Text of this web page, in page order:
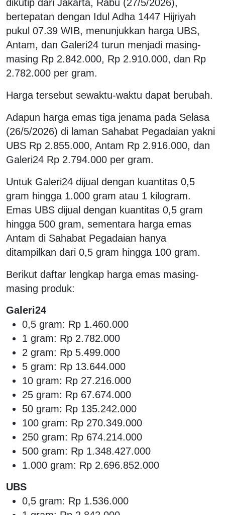
dikutip dari Jakarta, Rabu (27/5/2026),
bertepatan dengan Idul Adha 1447 Hijriyah
pukul 07.39 WIB, menunjukkan harga UBS,
Antam, dan Galeri24 turun menjadi masing-
masing Rp 2.842.000, Rp 2.910.000, dan Rp
2.782.000 per gram.
Harga tersebut sewaktu-waktu dapat berubah.
Adapun harga emas tiga jenama pada Selasa
(26/5/2026) di laman Sahabat Pegadaian yakni
UBS Rp 2.855.000, Antam Rp 2.916.000, dan
Galeri24 Rp 2.794.000 per gram.
Untuk Galeri24 dijual dengan kuantitas 0,5
gram hingga 1.000 gram atau 1 kilogram.
Emas UBS dijual dengan kuantitas 0,5 gram
hingga 500 gram, sementara harga emas
Antam di Sahabat Pegadaian hanya
ditampilkan dari 0,5 gram hingga 100 gram.
Berikut daftar lengkap harga emas masing-
masing produk:
Galeri24
0,5 gram: Rp 1.460.000
1 gram: Rp 2.782.000
2 gram: Rp 5.499.000
5 gram: Rp 13.644.000
10 gram: Rp 27.216.000
25 gram: Rp 67.674.000
50 gram: Rp 135.242.000
100 gram: Rp 270.349.000
250 gram: Rp 674.214.000
500 gram: Rp 1.348.427.000
1.000 gram: Rp 2.696.852.000
UBS
0,5 gram: Rp 1.536.000